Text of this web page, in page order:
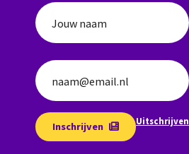
Jouw naam
naam@email.nl
Inschrijven Uitschrijven